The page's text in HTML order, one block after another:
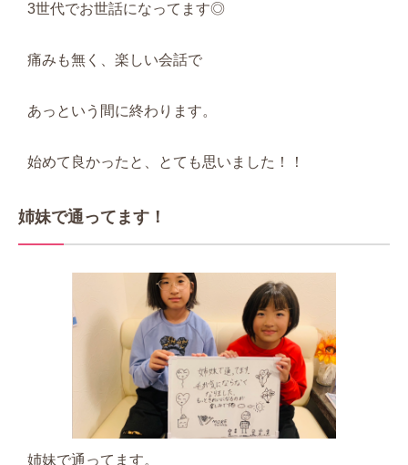
3世代でお世話になってます◎
痛みも無く、楽しい会話で
あっという間に終わります。
始めて良かったと、とても思いました！！
姉妹で通ってます！
姉妹で通ってます。